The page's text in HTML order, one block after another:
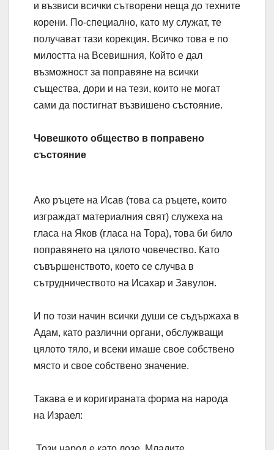
и възвиси всички сътворени неща до техните
корени. По-специално, като му служат, те
получават тази корекция. Всичко това е по
милостта на Всевишния, Който е дал
възможност за поправяне на всички
същества, дори и на тези, които не могат
сами да постигнат възвишено състояние.
Човешкото общество в поправено
състояние
Ако ръцете на Исав (това са ръцете, които
изграждат материалния свят) служеха на
гласа на Яков (гласа на Тора), това би било
поправянето на цялото човечество. Като
съвършенството, което се случва в
сътрудничеството на Исахар и Завулон.
И по този начин всички души се съдържаха в
Адам, като различни органи, обслужващи
цялото тяло, и всеки имаше свое собствено
място и свое собствено значение.
Такава е и коригираната форма на народа
на Израел: